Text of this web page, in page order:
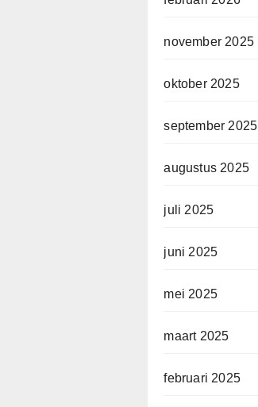
november 2025
oktober 2025
september 2025
augustus 2025
juli 2025
juni 2025
mei 2025
maart 2025
februari 2025